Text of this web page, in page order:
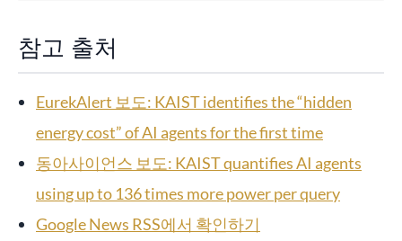
참고 출처
EurekAlert 보도: KAIST identifies the “hidden
energy cost” of AI agents for the first time
동아사이언스 보도: KAIST quantifies AI agents
using up to 136 times more power per query
Google News RSS에서 확인하기